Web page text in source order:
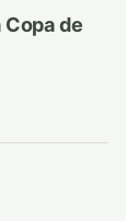
Copa de